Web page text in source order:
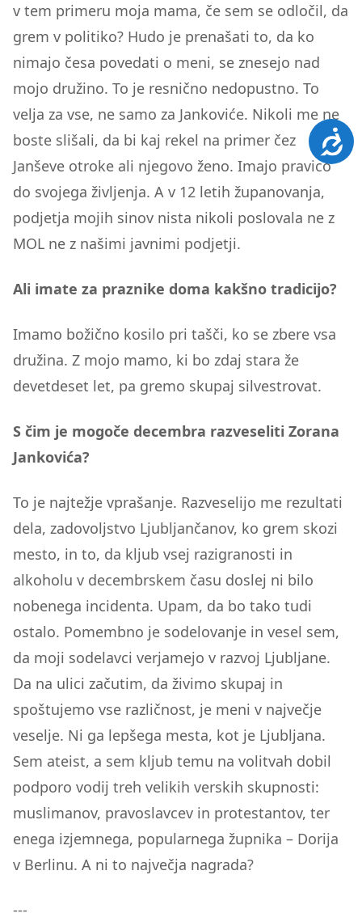
v tem primeru moja mama, če sem se odločil, da
grem v politiko? Hudo je prenašati to, da ko
nimajo česa povedati o meni, se znesejo nad
mojo družino. To je resnično nedopustno. To
velja za vse, ne samo za Jankoviće. Nikoli me ne
boste slišali, da bi kaj rekel na primer čez
Janševe otroke ali njegovo ženo. Imajo pravico
do svojega življenja. A v 12 letih županovanja,
podjetja mojih sinov nista nikoli poslovala ne z
MOL ne z našimi javnimi podjetji.
Ali imate za praznike doma kakšno tradicijo?
Imamo božično kosilo pri tašči, ko se zbere vsa
družina. Z mojo mamo, ki bo zdaj stara že
devetdeset let, pa gremo skupaj silvestrovat.
S čim je mogoče decembra razveseliti Zorana
Jankovića?
To je najtežje vprašanje. Razveselijo me rezultati
dela, zadovoljstvo Ljubljančanov, ko grem skozi
mesto, in to, da kljub vsej razigranosti in
alkoholu v decembrskem času doslej ni bilo
nobenega incidenta. Upam, da bo tako tudi
ostalo. Pomembno je sodelovanje in vesel sem,
da moji sodelavci verjamejo v razvoj Ljubljane.
Da na ulici začutim, da živimo skupaj in
spoštujemo vse različnost, je meni v največje
veselje. Ni ga lepšega mesta, kot je Ljubljana.
Sem ateist, a sem kljub temu na volitvah dobil
podporo vodij treh velikih verskih skupnosti:
muslimanov, pravoslavcev in protestantov, ter
enega izjemnega, popularnega župnika – Dorija
v Berlinu. A ni to največja nagrada?